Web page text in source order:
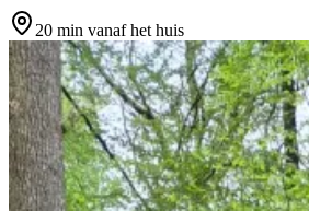
20 min vanaf het huis